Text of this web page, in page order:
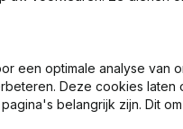
Zetel
(Nieuwe
een optimale analyse van
Deze cookies
belangrijk zijn. Dit